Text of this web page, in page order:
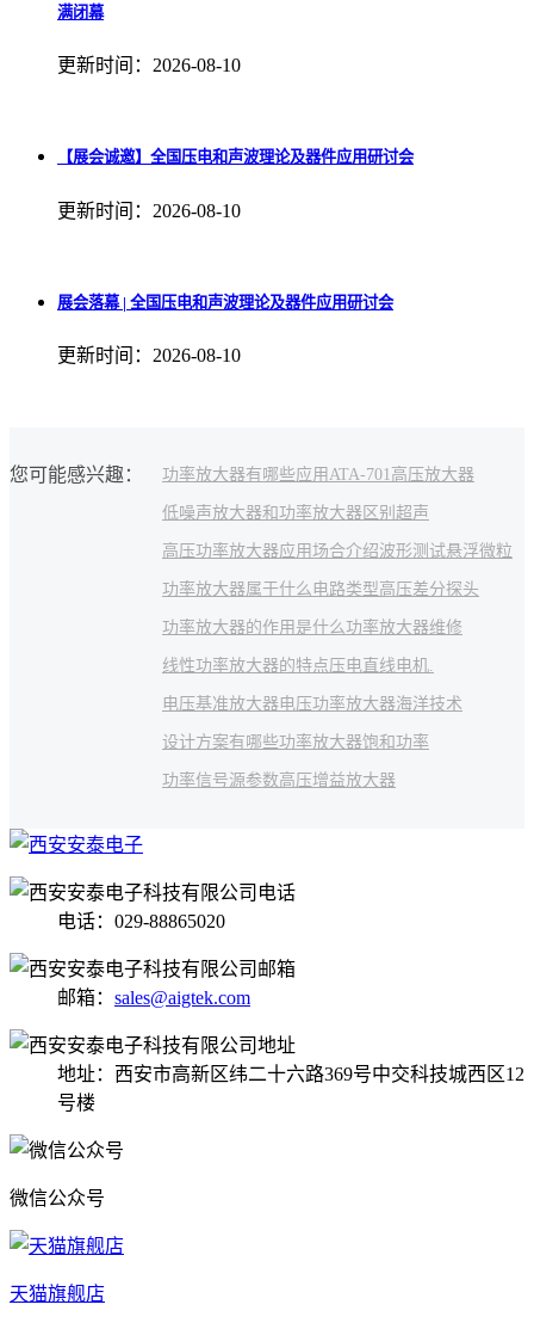
满闭幕
更新时间：2026-08-10
【展会诚邀】全国压电和声波理论及器件应用研讨会
更新时间：2026-08-10
展会落幕 | 全国压电和声波理论及器件应用研讨会
更新时间：2026-08-10
您可能感兴趣： 功率放大器有哪些应用 ATA-701高压放大器
低噪声放大器和功率放大器区别 超声
高压功率放大器应用场合介绍波形测试悬浮微粒
功率放大器属于什么电路类型高压差分探头
功率放大器的作用是什么 功率放大器维修
线性功率放大器的特点压电直线电机.
电压基准放大器 电压功率放大器海洋技术
设计方案有哪些功率放大器饱和功率
功率信号源参数高压增益放大器
电话：029-88865020
邮箱： sales@aigtek.com
地址：西安市高新区纬二十六路369号中交科技城西区12
号楼
微信公众号
天猫旗舰店